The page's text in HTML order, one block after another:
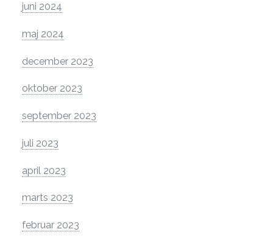
juni 2024
maj 2024
december 2023
oktober 2023
september 2023
juli 2023
april 2023
marts 2023
februar 2023